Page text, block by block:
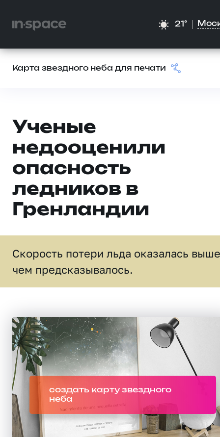
21°
Карта звездного неба для печати
Ученые
недооценили
опасность
ледников в
Гренландии
Скорость потери льда оказалась
чем предсказывалось.
создать карту звездного
неба